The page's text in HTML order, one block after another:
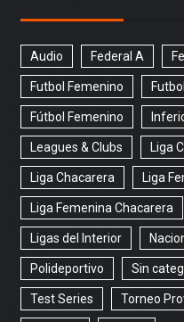
Audio Federal A
Futbol Femenino
Fútbol Femenino
Leagues & Clubs Liga
Liga Chacarera Liga
Liga Femenina Chacarera
Ligas del Interior
Polideportivo Sin
Test Series Torneo